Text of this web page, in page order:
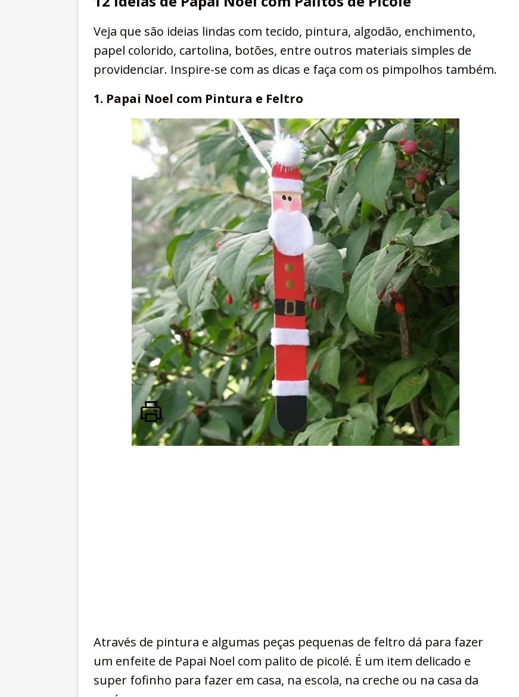
Veja que são ideias lindas com tecido, pintura, algodão, enchimento,
papel colorido, cartolina, botões, entre outros materiais simples de
providenciar. Inspire-se com as dicas e faça com os pimpolhos também.
1. Papai Noel com Pintura e Feltro
Através de pintura e algumas peças pequenas de feltro dá para fazer
um enfeite de Papai Noel com palito de picolé. É um item delicado e
super fofinho para fazer em casa, na escola, na creche ou na casa da